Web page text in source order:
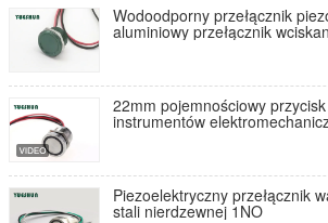
Wodoodporny przełącznik
aluminiowy przełącznik
22mm pojemnościowy
instrumentów
Piezoelektryczny przełącznik
stali nierdzewnej 1NO